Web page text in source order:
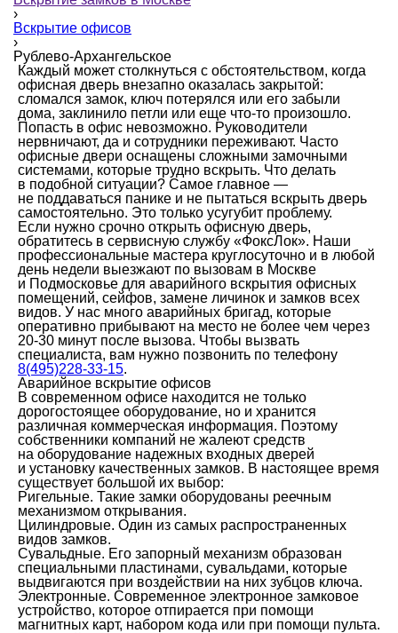
›
Вскрытие офисов
›
Рублево-Архангельское
Каждый может столкнуться с обстоятельством, когда
офисная дверь внезапно оказалась закрытой:
сломался замок, ключ потерялся или его забыли
дома, заклинило петли или еще что-то произошло.
Попасть в офис невозможно. Руководители
нервничают, да и сотрудники переживают. Часто
офисные двери оснащены сложными замочными
системами, которые трудно вскрыть. Что делать
в подобной ситуации? Самое главное —
не поддаваться панике и не пытаться вскрыть дверь
самостоятельно. Это только усугубит проблему.
Если нужно срочно открыть офисную дверь,
обратитесь в сервисную службу «ФоксЛок». Наши
профессиональные мастера круглосуточно и в любой
день недели выезжают по вызовам в Москве
и Подмосковье для аварийного вскрытия офисных
помещений, сейфов, замене личинок и замков всех
видов. У нас много аварийных бригад, которые
оперативно прибывают на место не более чем через
20-30 минут после вызова. Чтобы вызвать
специалиста, вам нужно позвонить по телефону
8(495)228-33-15.
Аварийное вскрытие офисов
В современном офисе находится не только
дорогостоящее оборудование, но и хранится
различная коммерческая информация. Поэтому
собственники компаний не жалеют средств
на оборудование надежных входных дверей
и установку качественных замков. В настоящее время
существует большой их выбор:
Ригельные. Такие замки оборудованы реечным
механизмом открывания.
Цилиндровые. Один из самых распространенных
видов замков.
Сувальдные. Его запорный механизм образован
специальными пластинами, сувальдами, которые
выдвигаются при воздействии на них зубцов ключа.
Электронные. Современное электронное замковое
устройство, которое отпирается при помощи
магнитных карт, набором кода или при помощи пульта.